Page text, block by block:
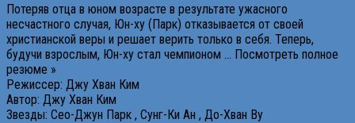
Потеряв отца в юном возрасте в результате ужасного
несчастного случая, Юн-ху (Парк) отказывается от своей
христианской веры и решает верить только в себя. Теперь,
будучи взрослым, Юн-ху стал чемпионом … Посмотреть полное
резюме »
Режиссер: Джу Хван Ким
Автор: Джу Хван Ким
Звезды: Сео-Джун Парк , Сунг-Ки Ан , До-Хван Ву